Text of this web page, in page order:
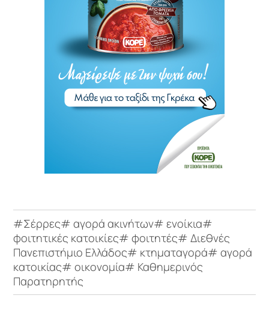
#Σέρρες# αγορά ακινήτων# ενοίκια#
φοιτητικές κατοικίες# φοιτητές# Διεθνές
Πανεπιστήμιο Ελλάδος# κτηματαγορά# αγορά
κατοικίας# οικονομία# Καθημερινός
Παρατηρητής